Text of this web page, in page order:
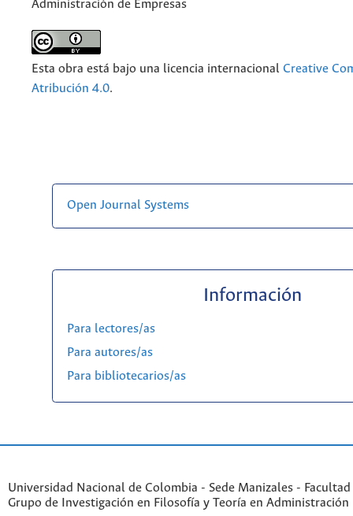
Administración de Empresas
Esta obra está bajo una licencia internacional Creative
Atribución 4.0.
Open Journal Systems
Información
Para lectores/as
Para autores/as
Para bibliotecarios/as
Universidad Nacional de Colombia - Sede Manizales -
Grupo de Investigación en Filosofía y Teoría en Administración